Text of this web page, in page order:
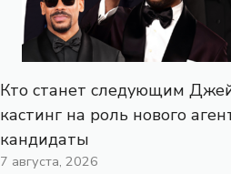
Кто станет следующим
кастинг на роль нового
кандидаты
7 августа, 2026